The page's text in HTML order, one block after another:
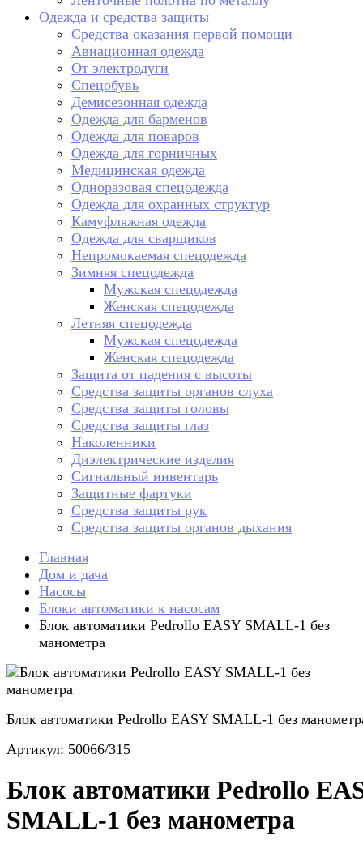
Одежда и средства защиты
Средства оказания первой помощи
Авиационная одежда
От электродуги
Спецобувь
Демисезонная одежда
Одежда для барменов
Одежда для поваров
Одежда для горничных
Медицинская одежда
Одноразовая спецодежда
Одежда для охранных структур
Камуфляжная одежда
Одежда для сварщиков
Непромокаемая спецодежда
Зимняя спецодежда
Мужская спецодежда
Женская спецодежда
Летняя спецодежда
Мужская спецодежда
Женская спецодежда
Защита от падения с высоты
Средства защиты органов слуха
Средства защиты головы
Средства защиты глаз
Наколенники
Диэлектрические изделия
Сигнальный инвентарь
Защитные фартуки
Средства защиты рук
Средства защиты органов дыхания
Главная
Дом и дача
Насосы
Блоки автоматики к насосам
Блок автоматики Pedrollo EASY SMALL-1 без
манометра
Блок автоматики Pedrollo EASY SMALL-1 без
Артикул: 50066/315
Блок автоматики Pedrollo
SMALL-1 без манометра